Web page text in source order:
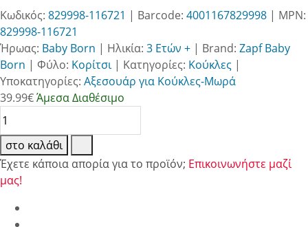
Κωδικός: 829998-116721 | Barcode: 4001167829998 | MPN:
829998-116721
Ήρωας: Baby Born | Ηλικία: 3 Ετών + | Brand: Zapf Baby
Born | Φύλο: Κορίτσι| Κατηγορίες: Κούκλες |
Υποκατηγορίες: Αξεσουάρ για Κούκλες-Μωρά
39.99€Άμεσα Διαθέσιμο
στο καλάθι
Έχετε κάποια απορία για το προϊόν; Επικοινωνήστε μαζί
μας!